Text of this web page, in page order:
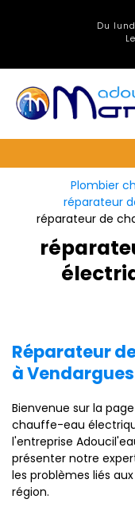
Du
Plombier
réparateur
réparateur de
Réparateur
à Vendargues
Bienvenue sur la
chauffe-eau
l'entreprise
présenter notre
les problèmes liés
région.
Panneau de gestion